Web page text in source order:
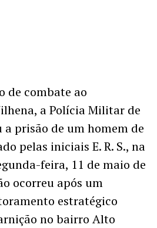
de combate ao
a Polícia Militar de
prisão de um homem de
pelas iniciais E. R. S., na
feira, 11 de maio de
ocorreu após um
estratégico
no bairro Alto